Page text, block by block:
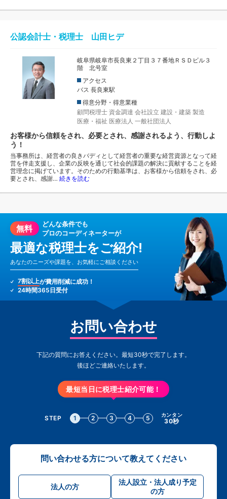
公認会計士・税理士 山田ヒデ
岐阜県岐阜市長良東２丁目３７番地ＲＳＤビル３
階 北号室
アクセス
バス 長良東駅
得意分野・得意業種
顧問税理士 資金調達 会社設立 建設・建築 製造
医療・福祉 医療法人 一般社団法人
お客様から信頼をされ、必要とされ、感謝されるよう、行動しよ
う！
当事務所は、経営者の良きバディとして経営者の重要な経営資源となって経
営を伴走支援し、企業の反映を通じて社会的課題の解決に貢献することを経
営理念に掲げています。そのための行動基準は、お客様から信頼をされ、必
要とされ、感謝… 続きを読む
無料
どんな条件でも
プロのコーディネーターが
最適な税理士をご紹介!
あなたのニーズや課題を、お気軽にご相談ください
7割以上が費用削減に成功！
24時間365日受付
お問い合わせ
下記の質問にお答えください。最短30秒で完了します。
後ほどご連絡いたします。
最短当日に税理士紹介可能！
STEP 1 2 3 4 5 カンタン
30秒
問い合わせる方について教えてください
法人の方
法人設立・法人成り予定
の方